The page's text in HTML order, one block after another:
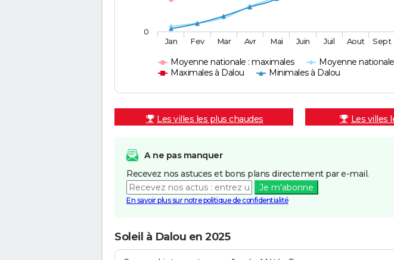
Moyenne nationale : maximales
Moyenne
Maximales à Dalou
Minimales à Dalou
Jan Fev Mar Avr Mai Juin Juil Aout Sept
0
Les villes les plus chaudes Les villes
A ne pas manquer
Recevez nos astuces et bons plans directement par e-mail.
Je m'abonne
En savoir plus sur notre politique de confidentialité
Soleil à Dalou en 2025